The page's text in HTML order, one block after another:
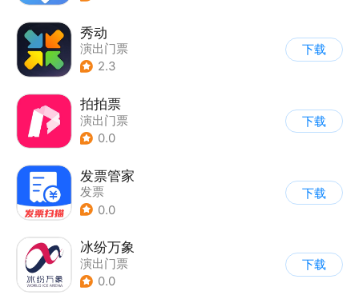
秀动
演出门票
2.3
下载
拍拍票
演出门票
0.0
下载
发票管家
发票
0.0
下载
冰纷万象
演出门票
0.0
下载